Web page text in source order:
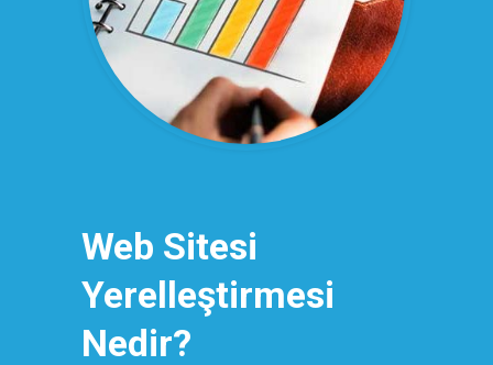
Web Sitesi
Yerelleştirmesi
Nedir?